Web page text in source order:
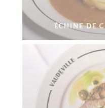
ÉCHINE DE